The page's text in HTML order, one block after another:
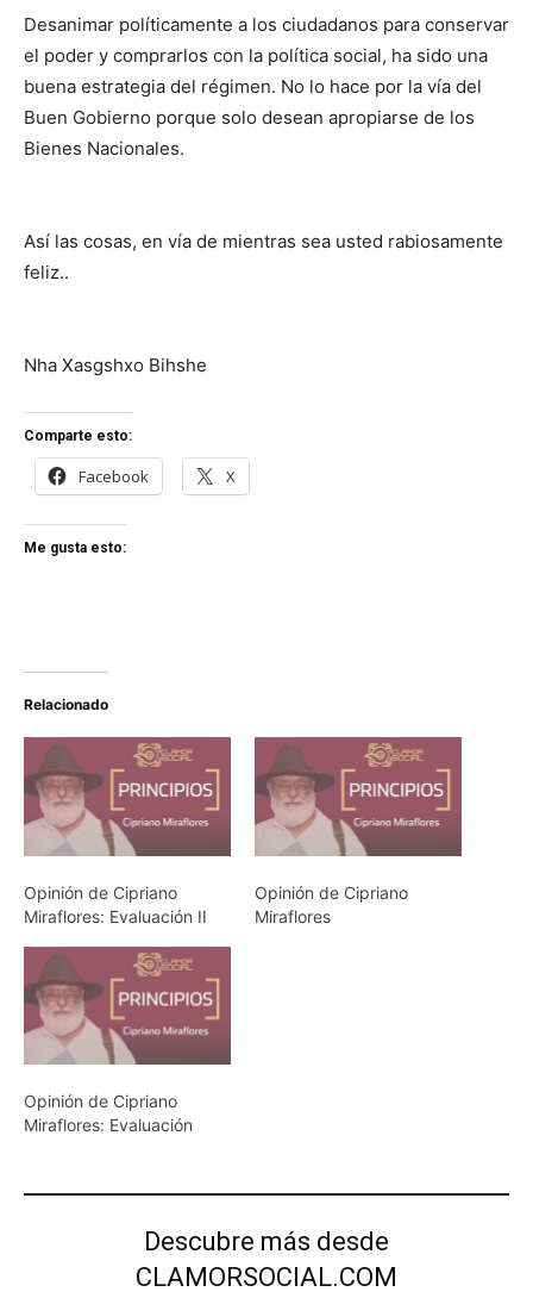
Desanimar políticamente a los ciudadanos para conservar
el poder y comprarlos con la política social, ha sido una
buena estrategia del régimen. No lo hace por la vía del
Buen Gobierno porque solo desean apropiarse de los
Bienes Nacionales.
Así las cosas, en vía de mientras sea usted rabiosamente
feliz..
Nha Xasgshxo Bihshe
Comparte esto:
Facebook X
Me gusta esto:
Relacionado
Opinión de Cipriano
Miraflores: Evaluación II
Opinión de Cipriano
Miraflores
Opinión de Cipriano
Miraflores: Evaluación
Descubre más desde
CLAMORSOCIAL.COM